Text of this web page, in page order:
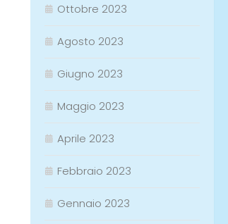
Ottobre 2023
Agosto 2023
Giugno 2023
Maggio 2023
Aprile 2023
Febbraio 2023
Gennaio 2023